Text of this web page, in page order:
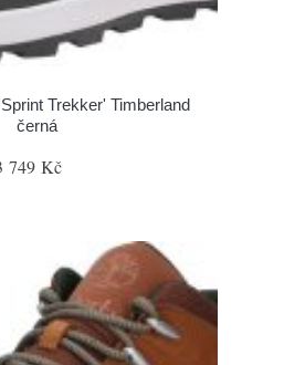
Trekker' Timberland
černá
749 Kč